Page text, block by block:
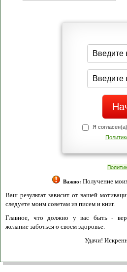
Я
Важно: Получение
Ваш результат зависит от вашей
следуете моим советам из писем и книг.
Главное, что должно у вас быть -
желание заботься о своем здоровье.
Удачи!